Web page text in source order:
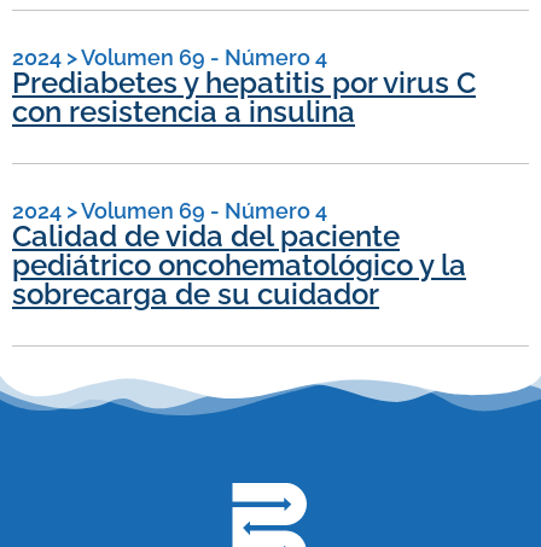
2024 >Volumen 69 - Número 4
Prediabetes y hepatitis por virus C
con resistencia a insulina
2024 >Volumen 69 - Número 4
Calidad de vida del paciente
pediátrico oncohematológico y la
sobrecarga de su cuidador